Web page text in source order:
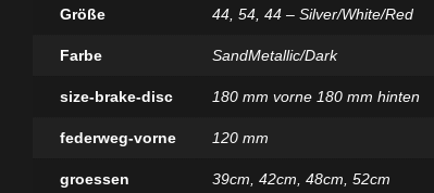
Größe 44 54 44 – Silver/White/Red
Farbe SandMetallic/Dark
size-brake-disc 180 mm vorne 180 mm hinten
federweg-vorne 120 mm
groessen 39cm, 42cm, 48cm, 52cm